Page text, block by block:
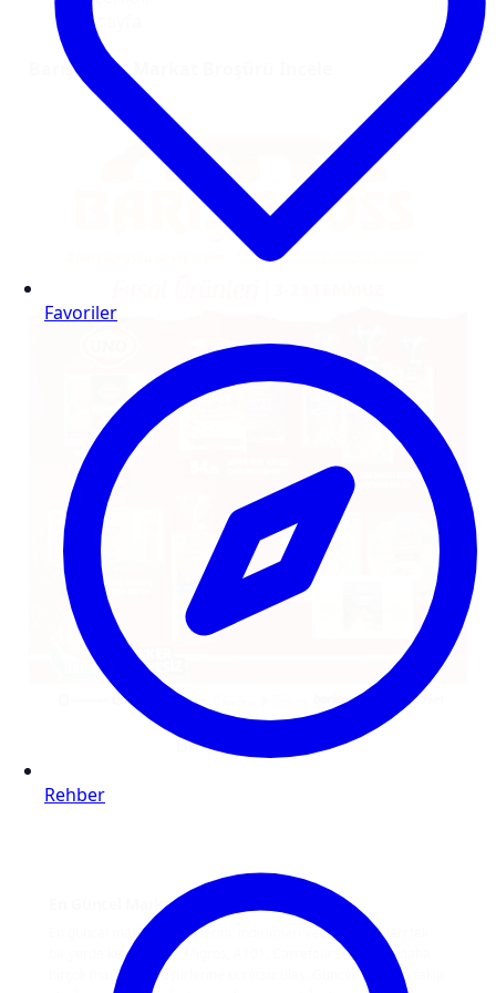
16sayfa
Barış Gross Markat Broşürü İncele
Broşürü görüntüle
En Güncel Markat Broşürleri ve İndirimler
En güncel market broşürlerini, indirimleri ve kampanyaları tek
bir yerde keşfet. BİM, Migros, A101, CarrefourSA, Şok ve daha
birçok marketin broşürlerine ücretsiz ulaş. Güncel fırsatları takip
Favoriler
Rehber